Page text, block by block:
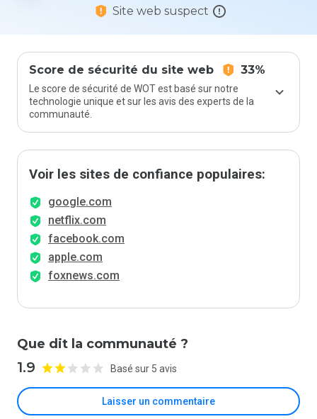
Site web suspect
Score de sécurité du site web 33%
Le score de sécurité de WOT est basé sur notre
technologie unique et sur les avis des experts de la
communauté.
Voir les sites de confiance populaires:
google.com
netflix.com
facebook.com
apple.com
foxnews.com
Que dit la communauté ?
1.9 Basé sur 5 avis
Laisser un commentaire